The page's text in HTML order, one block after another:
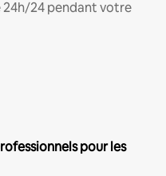
24 pendant votre
pour les